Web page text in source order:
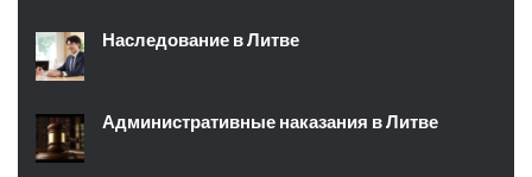
Наследование в Литве
Административные наказания в Литве